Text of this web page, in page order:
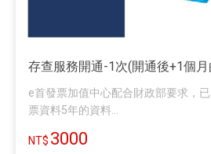
存查服務開通-1次(開通後+1個
e首發票加值中心配合財政部要求，
票資料5年的資料...
3000